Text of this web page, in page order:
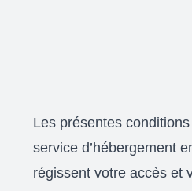
Les présentes
service d’hébergement
régissent votre accès et